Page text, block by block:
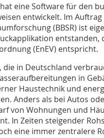
eine Software für den
entwickelt. Im Auftrag
(BBSR) ist
entstanden,
(EnEV) entspricht.
in Deutschland
in
Haustechnik und
Anders als bei Autos
von Wohnungen und
In Zeiten steigender
eine immer zentralere